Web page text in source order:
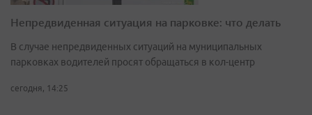
Непредвиденная ситуация на парковке: что делать
В случае непредвиденных ситуаций на муниципальных
парковках водителей просят обращаться в кол-центр
сегодня, 14:25